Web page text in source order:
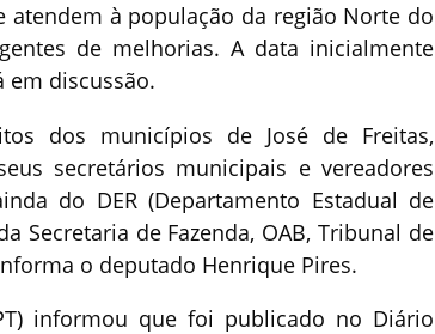
atendem à população da região Norte do
de melhorias. A data inicialmente
em discussão.
dos municípios de José de Freitas,
secretários municipais e vereadores
do DER (Departamento Estadual de
Secretaria de Fazenda, OAB, Tribunal de
o deputado Henrique Pires.
informou que foi publicado no Diário